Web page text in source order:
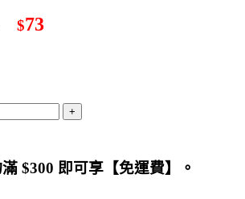
$73
$300 即可享【免運費】 。